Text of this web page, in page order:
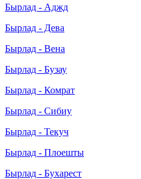
Бырлад - Аджд
Бырлад - Дева
Бырлад - Вена
Бырлад - Бузау
Бырлад - Комрат
Бырлад - Сибиу
Бырлад - Текуч
Бырлад - Плоешты
Бырлад - Бухарест